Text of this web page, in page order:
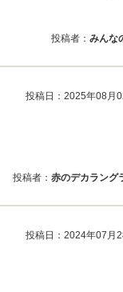
投稿者： みんな
投稿日： 2025年08月
投稿者： 赤のデカラング
投稿日： 2024年07月